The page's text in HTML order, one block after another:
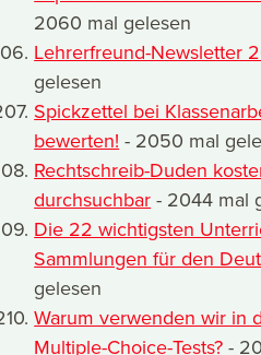
2060 mal gelesen
Lehrerfreund-Newsletter
gelesen
Spickzettel bei
bewerten! - 2050 mal
Rechtschreib-Duden
durchsuchbar - 2044 mal
Die 22 wichtigsten
Sammlungen für den
gelesen
Warum verwenden wir in
Multiple-Choice-Tests? -